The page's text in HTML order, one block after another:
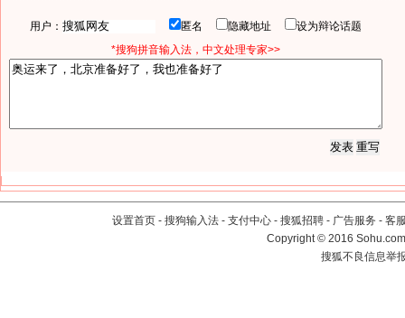
用户： 匿名 隐藏地址
设为辩论话题
*搜狗拼音输入法，中文处理专家>>
设置首页 - 搜狗输入法 - 支付中心 - 搜狐招聘 - 广告服务 - 客
Copyright©2016
搜狐不良信息举